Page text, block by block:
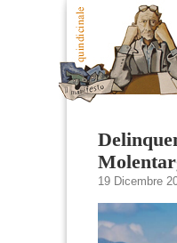
19 Dicembre